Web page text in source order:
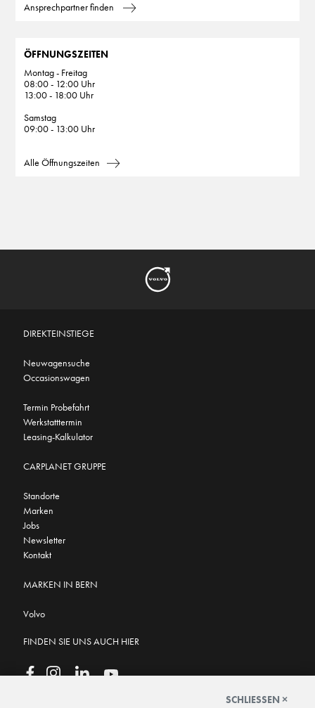
Ansprechpartner finden
ÖFFNUNGSZEITEN
Montag - Freitag
08:00 - 12:00 Uhr
13:00 - 18:00 Uhr
Samstag
09:00 - 13:00 Uhr
Alle Öffnungszeiten
DIREKTEINSTIEGE
Neuwagensuche
Occasionswagen
Termin Probefahrt
Werkstatttermin
Leasing-Kalkulator
CARPLANET GRUPPE
Standorte
Marken
Jobs
Newsletter
Kontakt
MARKEN IN BERN
Volvo
FINDEN SIE UNS AUCH HIER
SCHLIESSEN ×